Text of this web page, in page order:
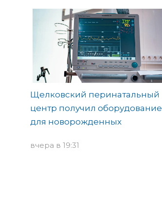
Щелковский перинатальный
центр получил оборудование
для новорожденных
вчера в 19:31